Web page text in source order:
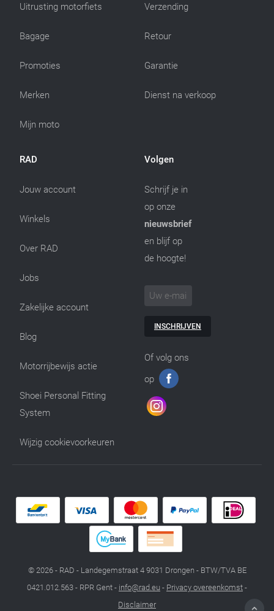
Uitrusting motorfiets
Bagage
Promoties
Merken
Mijn moto
Verzending
Retour
Garantie
Dienst na verkoop
RAD
Jouw account
Winkels
Over RAD
Jobs
Zakelijke account
Blog
Motorrijbewijs actie
Shoei Personal Fitting
System
Wijzig cookievoorkeuren
Volgen
Schrijf je in
op onze
nieuwsbrief
en blijf op
de hoogte!
INSCHRIJVEN
Of volg ons
op
© 2026 - RAD - Landegemstraat 4 9031 Drongen - BTW/TVA BE
0421.012.563 - RPR Gent - info@rad.eu - Privacy overeenkomst -
Disclaimer